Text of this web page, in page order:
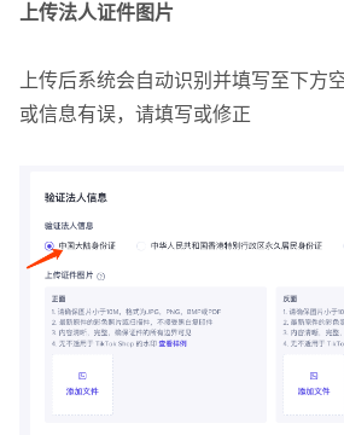
上传法人证件图片
上传后系统会自动识别并填写至下方
或信息有误，请填写或修正